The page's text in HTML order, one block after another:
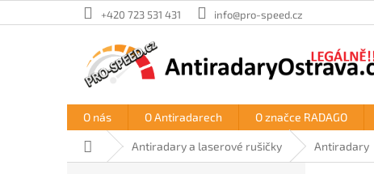
na
+420 723 531 431 info@pro-speed.cz
O nás O Antiradarech O značce RADAGO
Domů Antiradary a laserové rušičky Antiradary